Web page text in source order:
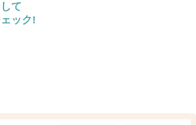
て
ック!